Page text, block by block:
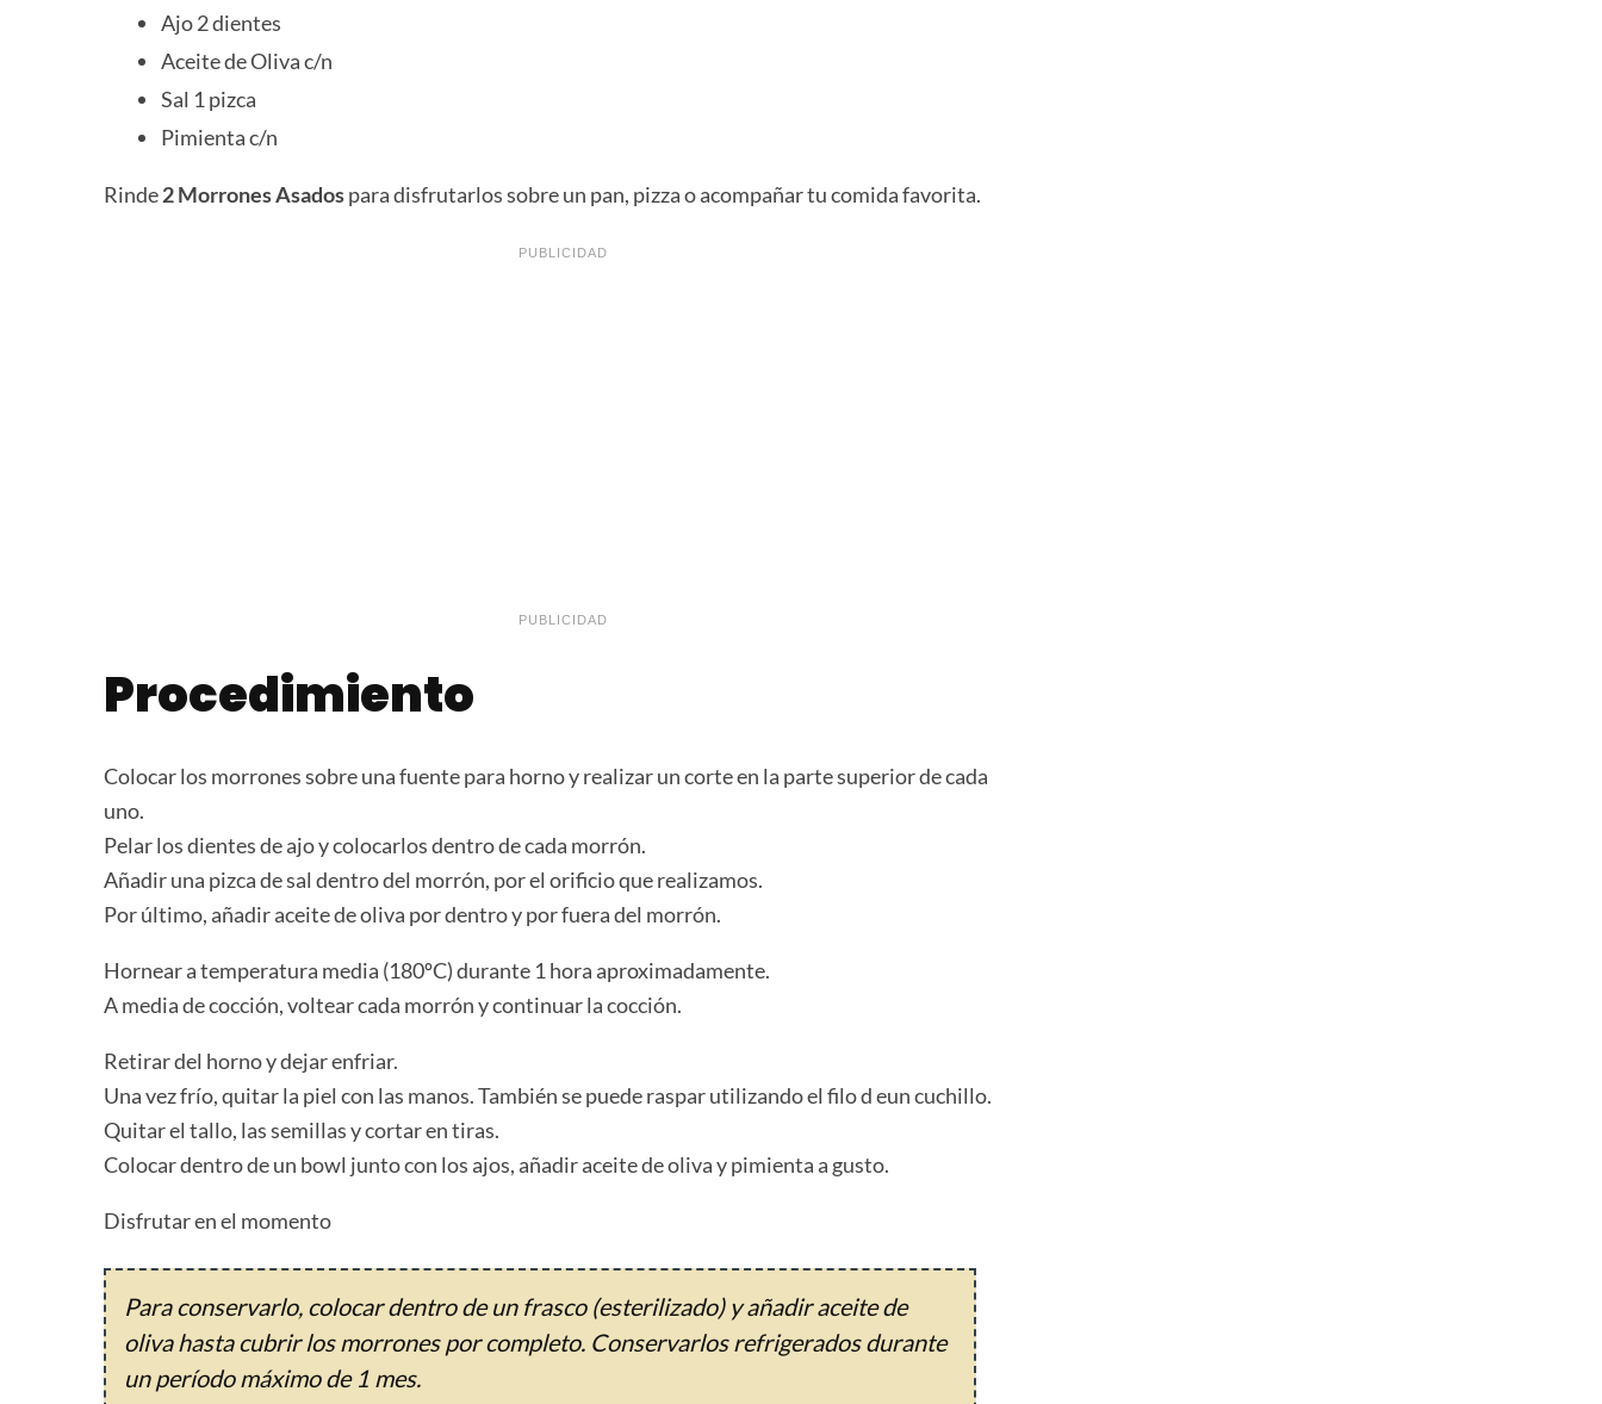
Ajo 2 dientes
Aceite de Oliva c/n
Sal 1 pizca
Pimienta c/n
Rinde2 Morrones Asadospara disfrutarlos sobre un pan, pizza o acompañar tu comida favorita.
PUBLICIDAD
PUBLICIDAD
Procedimiento
Colocar los morrones sobre una fuente para horno y realizar un corte en la parte superior de cada
uno.
Pelar los dientes de ajo y colocarlos dentro de cada morrón.
Añadir una pizca de sal dentro del morrón, por el orificio que realizamos.
Por último, añadir aceite de oliva por dentro y por fuera del morrón.
Hornear a temperatura media (180ºC) durante 1 hora aproximadamente.
A media de cocción, voltear cada morrón y continuar la cocción.
Retirar del horno y dejar enfriar.
Una vez frío, quitar la piel con las manos. También se puede raspar utilizando el filo d eun cuchillo.
Quitar el tallo, las semillas y cortar en tiras.
Colocar dentro de un bowl junto con los ajos, añadir aceite de oliva y pimienta a gusto.
Disfrutar en el momento
Para conservarlo, colocar dentro de un frasco (esterilizado) y añadir aceite de
oliva hasta cubrir los morrones por completo. Conservarlos refrigerados durante
un período máximo de 1 mes.